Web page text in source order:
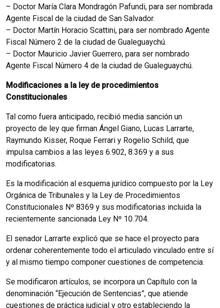
– Doctor María Clara Mondragón Pafundi, para ser nombrada
Agente Fiscal de la ciudad de San Salvador.
– Doctor Martín Horacio Scattini, para ser nombrado Agente
Fiscal Número 2 de la ciudad de Gualeguaychú.
– Doctor Mauricio Javier Guerrero, para ser nombrado
Agente Fiscal Número 4 de la ciudad de Gualeguaychú.
Modificaciones a la ley de procedimientos
Constitucionales
Tal como fuera anticipado, recibió media sanción un
proyecto de ley que firman Ángel Giano, Lucas Larrarte,
Raymundo Kisser, Roque Ferrari y Rogelio Schild, que
impulsa cambios a las leyes 6.902, 8.369 y a sus
modificatorias.
Es la modificación al esquema jurídico compuesto por la Ley
Orgánica de Tribunales y la Ley de Procedimientos
Constitucionales Nº 8369 y sus modificatorias incluida la
recientemente sancionada Ley Nº 10.704.
El senador Larrarte explicó que se hace el proyecto para
ordenar coherentemente todo el articulado vinculado entre sí
y al mismo tiempo componer cuestiones de competencia.
Se modificaron artículos, se incorpora un Capítulo con la
denominación “Ejecución de Sentencias”, que atiende
cuestiones de práctica judicial y otro estableciendo la